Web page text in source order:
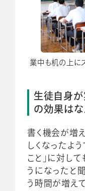
業中も机の上に
生徒自身が
の効果はな
書く機会が増
しくなったよ
こと」に対し
うになったと
う時間が増え